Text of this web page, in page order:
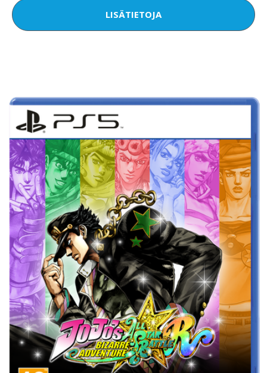
LISÄTIETOJA